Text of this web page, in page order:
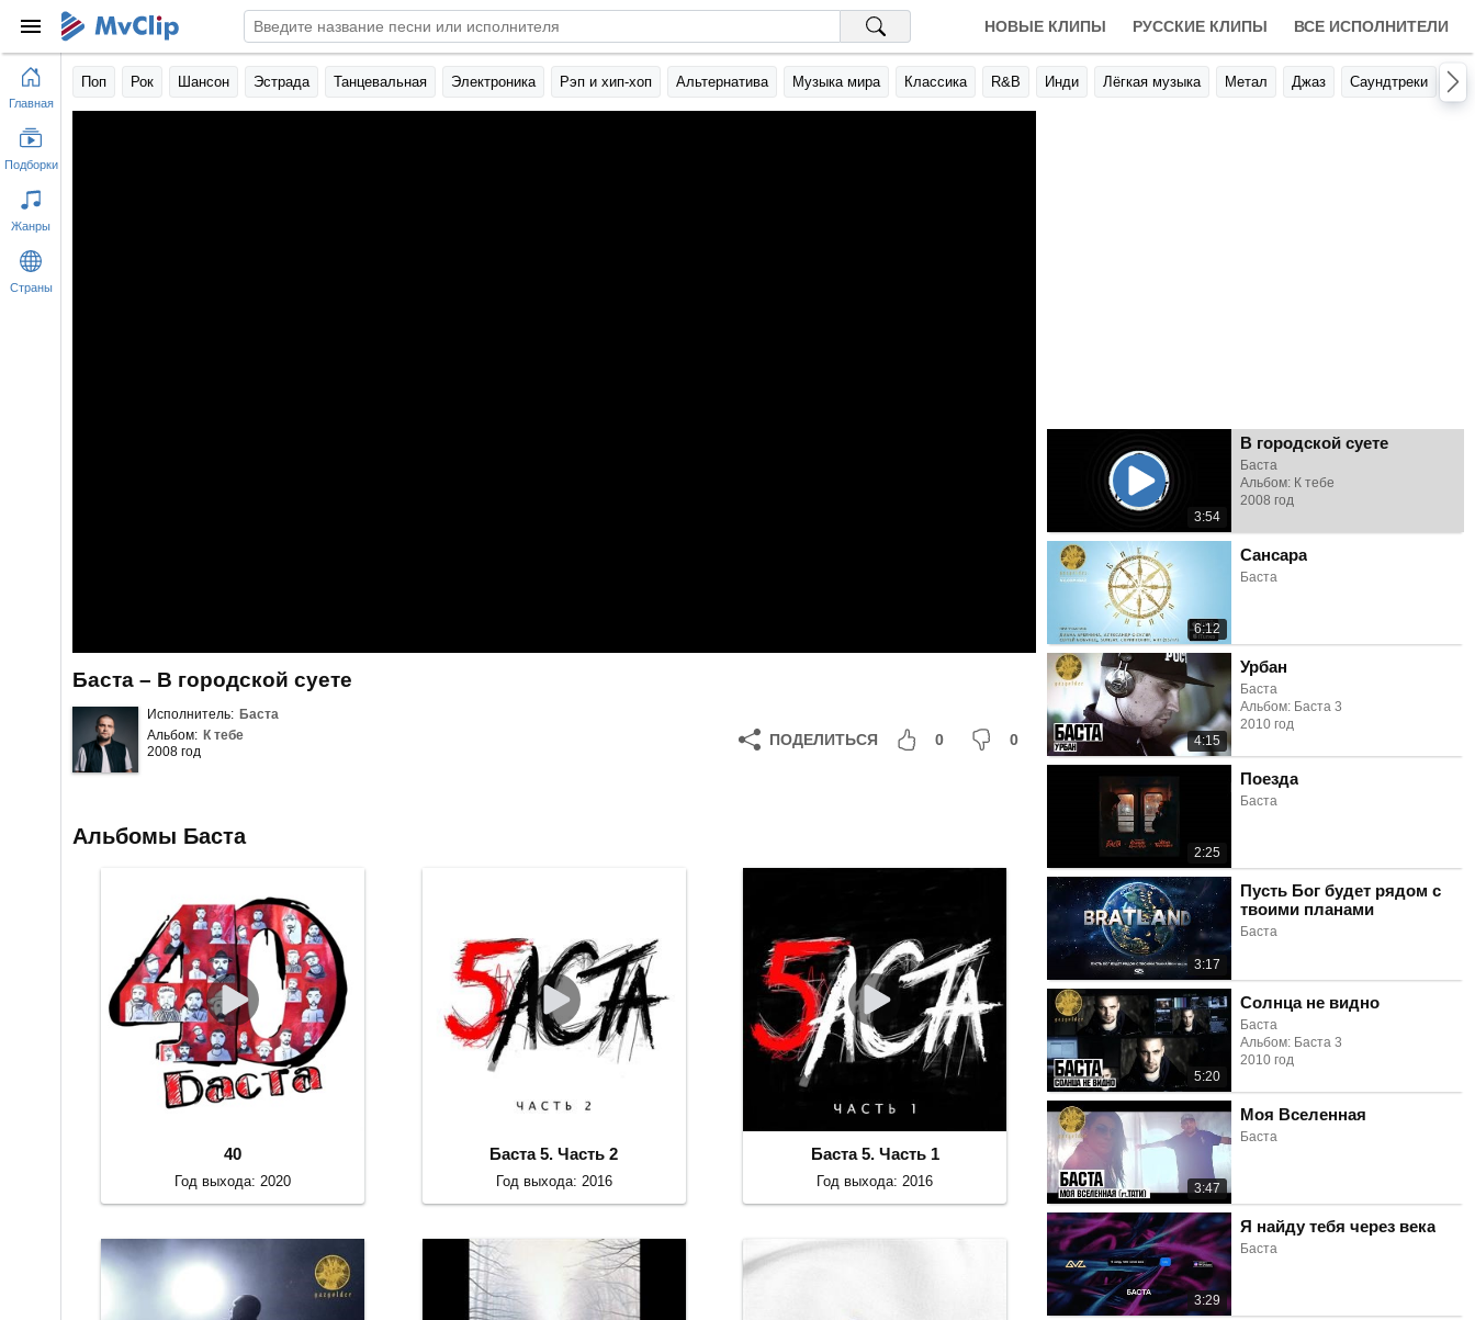
НОВЫЕ КЛИПЫ РУССКИЕ КЛИПЫ ВСЕ ИСПОЛНИТЕЛИ
Поп Рок Шансон Эстрада Танцевальная Электроника Рэп и хип-хоп Альтернатива Музыка мира Классика R&B Инди Лёгкая музыка Метал Джаз Саундтреки
Баста – В городской суете
Исполнитель: Баста
Альбом: К тебе
2008 год
ПОДЕЛИТЬСЯ 0 0
3:54
В городской суете
Баста
Альбом: К тебе
2008 год
6:12
Сансара
Баста
4:15
Урбан
Баста
Альбом: Баста 3
2010 год
2:25
Поезда
Баста
3:17
Пусть Бог будет рядом с
твоими планами
Баста
5:20
Солнца не видно
Баста
Альбом: Баста 3
2010 год
3:47
Моя Вселенная
Баста
3:29
Я найду тебя через века
Баста
Альбомы Баста
40
Год выхода: 2020
Баста 5. Часть 2
Год выхода: 2016
Баста 5. Часть 1
Год выхода: 2016
Главная
Подборки
Жанры
Страны